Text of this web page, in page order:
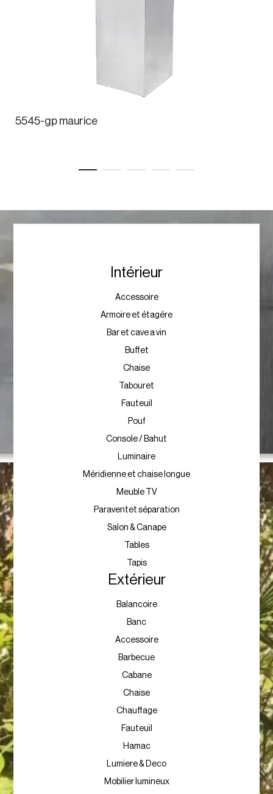
5545-gp maurice
Intérieur
Accessoire
Armoire et étagére
Bar et cave a vin
Buffet
Chaise
Tabouret
Fauteuil
Pouf
Console / Bahut
Luminaire
Méridienne et chaise longue
Meuble TV
Paraventet séparation
Salon & Canape
Tables
Tapis
Extérieur
Balancoire
Banc
Accessoire
Barbecue
Cabane
Chaise
Chauffage
Fauteuil
Hamac
Lumiere & Deco
Mobilier lumineux